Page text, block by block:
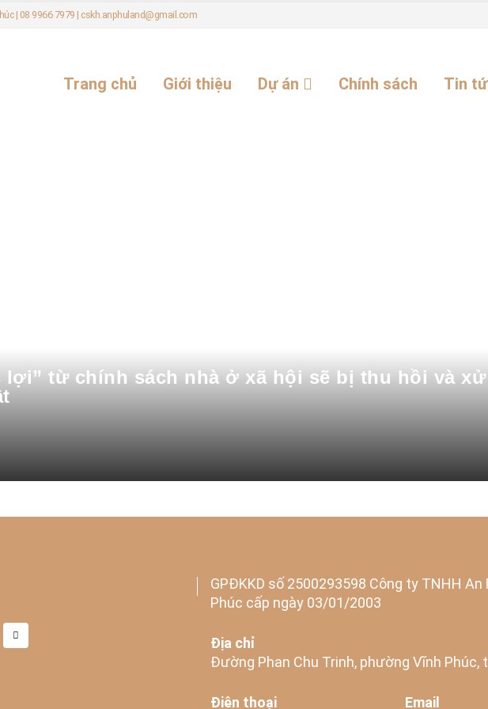
| 08 9966 7979 | cskh.anphuland@gmail.com
Trang chủ Giới thiệu Dự án Chính sách Tin
lợi” từ chính sách nhà ở xã hội sẽ bị thu hồi và
GPĐKKD số 2500293598 Công ty TNHH
Phúc cấp ngày 03/01/2003
Địa chỉ
Đường Phan Chu Trinh, phường Vĩnh Phúc,
Điện thoại Email